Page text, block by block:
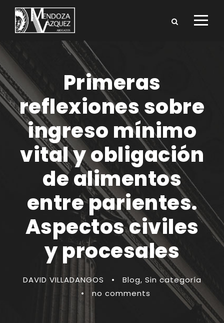
Primeras
reflexiones sobre
ingreso mínimo
vital y obligación
de alimentos
entre parientes.
Aspectos civiles
y procesales
DAVID VILLADANGOS • Blog, Sin categoría
•
no comments